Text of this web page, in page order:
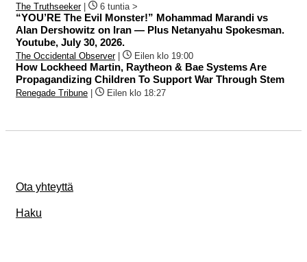
The Truthseeker| 6 tuntia >
“YOU’RE The Evil Monster!” Mohammad Marandi vs
Alan Dershowitz on Iran — Plus Netanyahu Spokesman.
Youtube, July 30, 2026.
The Occidental Observer| Eilen klo 19:00
How Lockheed Martin, Raytheon & Bae Systems Are
Propagandizing Children To Support War Through Stem
Renegade Tribune Eilen klo 18:27
Ota yhteyttä
Haku